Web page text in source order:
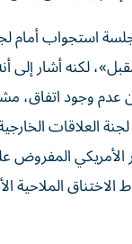
استجواب أمام
لكنه أشار
وجود اتفاق،
العلاقات
المفروض
الاختناق